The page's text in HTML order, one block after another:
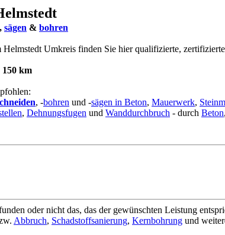
, sägen & bohren
Helmstedt Umkreis finden Sie hier qualifizierte,
150 km
, -bohren und -sägen in Beton, Mauerwerk,
, Dehnungsfugen und Wanddurchbruch - durch Beton,
oder nicht das, das der gewünschten Leistung
Abbruch, Schadstoffsanierung, Kernbohrung und